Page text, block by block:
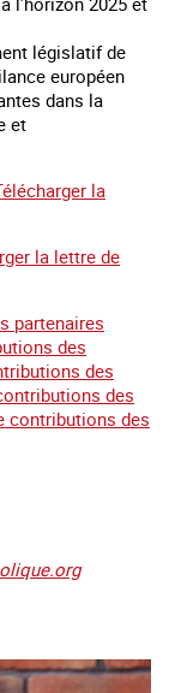
législatif de
européen
dans la
et
la
la lettre de
partenaires
des
des
des
contributions des